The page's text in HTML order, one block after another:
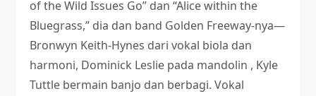
of the Wild Issues Go” dan “Alice within the
Bluegrass,” dia dan band Golden Freeway-nya—
Bronwyn Keith-Hynes dari vokal biola dan
harmoni, Dominick Leslie pada mandolin , Kyle
Tuttle bermain banjo dan berbagi. Vokal